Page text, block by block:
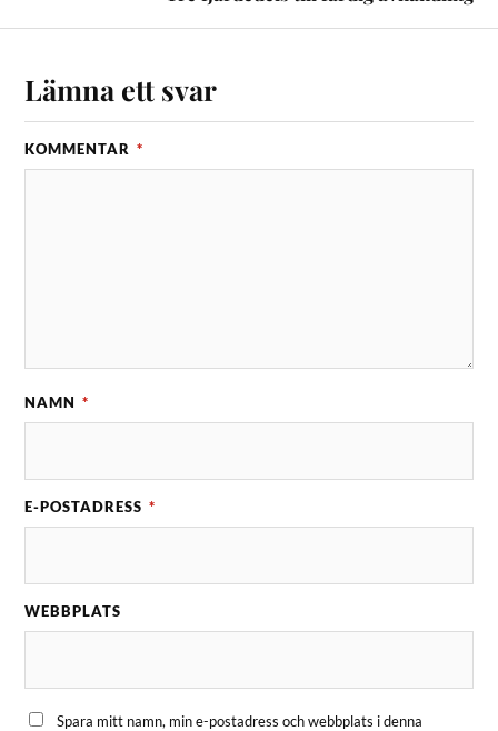
Lämna ett svar
KOMMENTAR *
NAMN *
E-POSTADRESS *
WEBBPLATS
Spara mitt namn, min e-postadress och webbplats i denna